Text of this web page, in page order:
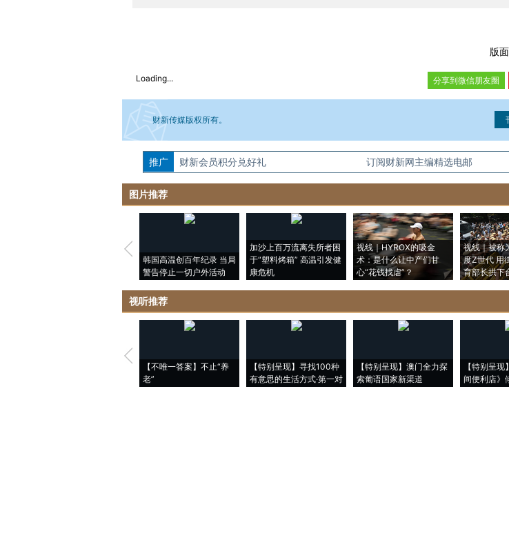
版
Loading... 分享到微信朋友圈
财新传媒版权所有。
如需刊登转载请点击右侧按钮，提交相关信息。经确认即可刊登转载。
推广 财新会员积分兑好礼 订阅财新网主编精选电邮
图片推荐
韩国高温创百年纪录 当局
警告停止一切户外活动
加沙上百万流离失所者困
于“塑料烤箱” 高温引发健
康危机
视线｜HYROX的吸金
术：是什么让中产们甘
心“花钱找虐”？
视线｜被称
度Z世代 用
育部长拱下
视听推荐
【不唯一答案】不止“养
老”
【特别呈现】寻找100种
有意思的生活方式·第一对
【特别呈现】澳门全力探
索葡语国家新渠道
【特别呈
间便利店》